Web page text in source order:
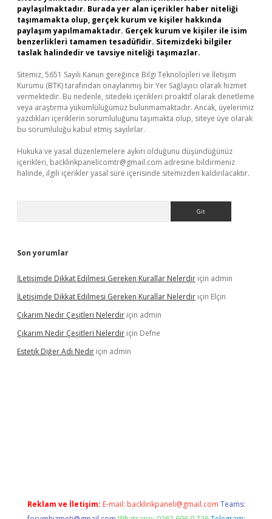
paylaşılmaktadır. Burada yer alan içerikler haber niteliği
taşımamakta olup, gerçek kurum ve kişiler hakkında
paylaşım yapılmamaktadır. Gerçek kurum ve kişiler ile isim
benzerlikleri tamamen tesadüfidir. Sitemizdeki bilgiler
taslak halindedir ve tavsiye niteliği taşımazlar.
Sitemiz, 5651 Sayılı Kanun gereğince Bilgi Teknolojileri ve İletişim
Kurumu (BTK) tarafından onaylanmış bir Yer Sağlayıcı olarak hizmet
vermektedir. Bu nedenle, sitedeki içerikleri proaktif olarak denetleme
veya araştırma yükümlülüğümüz bulunmamaktadır. Ancak, üyelerimiz
yazdıkları içeriklerin sorumluluğunu taşımakta olup, siteye üye olarak
bu sorumluluğu kabul etmiş sayılırlar.
Hukuka ve yasal düzenlemelere aykırı olduğunu düşündüğünüz
içerikleri, backlinkpanelicomtr@gmail.com adresine bildirmeniz
halinde, ilgili içerikler yasal süre içerisinde sitemizden kaldırılacaktır.
Son yorumlar
İLetişimde Dikkat Edilmesi Gereken Kurallar Nelerdir için admin
İLetişimde Dikkat Edilmesi Gereken Kurallar Nelerdir için Elçin
Çıkarım Nedir Çeşitleri Nelerdir için admin
Çıkarım Nedir Çeşitleri Nelerdir için Defne
Estetik Diğer Adı Nedir için admin
Reklam ve İletişim: E-mail: backlinkpaneli@gmail.com Teams: